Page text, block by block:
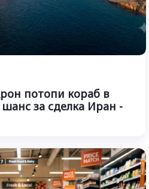
потопи кораб в
за сделка Иран -